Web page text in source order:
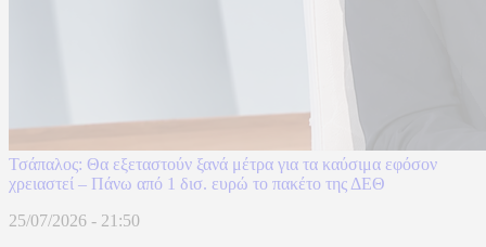
Τσάπαλος: Θα εξεταστούν ξανά μέτρα για τα καύσιμα εφόσον
χρειαστεί – Πάνω από 1 δισ. ευρώ το πακέτο της ΔΕΘ
25/07/2026 - 21:50